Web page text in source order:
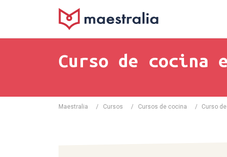
Curso de cocina
Maestralia / Cursos / Cursos de cocina / Curso